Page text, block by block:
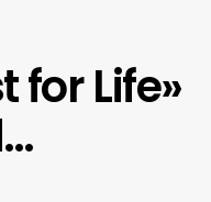
for Life»